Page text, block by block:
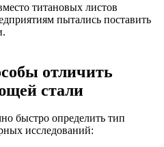
титановых листов
пытались поставить
отличить
стали
быстро определить тип
исследований: